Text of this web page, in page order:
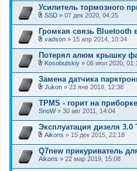
Усилитель тормозного
л
о
ж
е
н
и
SSD » 07 дек 2020, 04:25
Громкая связь Bluetooth
л
о
ж
е
н
и
vadson » 15 апр 2014, 10:34
Потерял алюм крышку
л
о
ж
е
н
и
Kosobutskiy » 06 июл 2020,
Замена датчика
л
о
ж
е
н
и
Jukon » 23 янв 2018, 12:38
TPMS - горит на
SnoW» 30 авг 2011, 14:04
Эксплуатация дизеля 3.0
л
о
ж
е
Aikons » 15 дек 2015, 22:18
Q7new прикуриватель
Aikons » 22 мар 2019, 15:08